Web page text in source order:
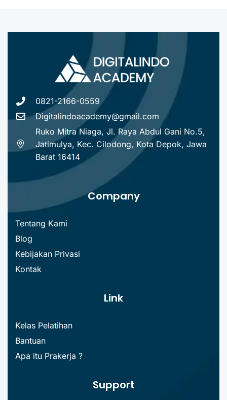
0821-2166-0559
Digitalindoacademy@gmail.com
Ruko Mitra Niaga, Jl. Raya Abdul Gani No.5,
Jatimulya, Kec. Cilodong, Kota Depok, Jawa
Barat 16414
Company
Tentang Kami
Blog
Kebijakan Privasi
Kontak
Link
Kelas Pelatihan
Bantuan
Apa itu Prakerja ?
Support